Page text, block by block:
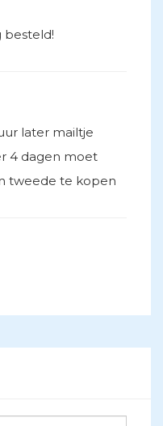
besteld!
later mailtje
4 dagen moet
tweede te kopen